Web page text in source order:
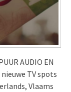
AUDIO EN
nieuwe TV spots
Vlaams